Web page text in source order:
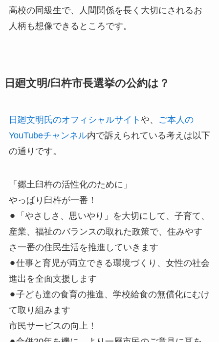
高校の同級生で、人間関係を長く大切にされるお
人柄も想像できるところです。
日廻文明/臼杵市長選挙の公約は？
日廻文明氏のオフィシャルサイト や、
ご本人の
YouTubeチャンネル内で訴えられている考えは以下
の通りです。
「郷土臼杵の活性化のために」
やっぱり臼杵が一番！
⚫︎「やさしさ、思いやり」を大切にして、子育て、
産業、福祉のバランスの取れた政策で、住みやす
さ一番の住民生活を推進していきます
⚫︎仕事と育児が両立できる環境づくり、女性の社会
進出を全面支援します
⚫︎子ども達の食育の推進、学校給食の無償化にむけ
て取り組みます
市民サービスの向上！